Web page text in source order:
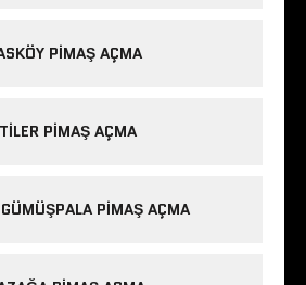
PIMAŞ AÇMA
PIMAŞ AÇMA
PIMAŞ AÇMA